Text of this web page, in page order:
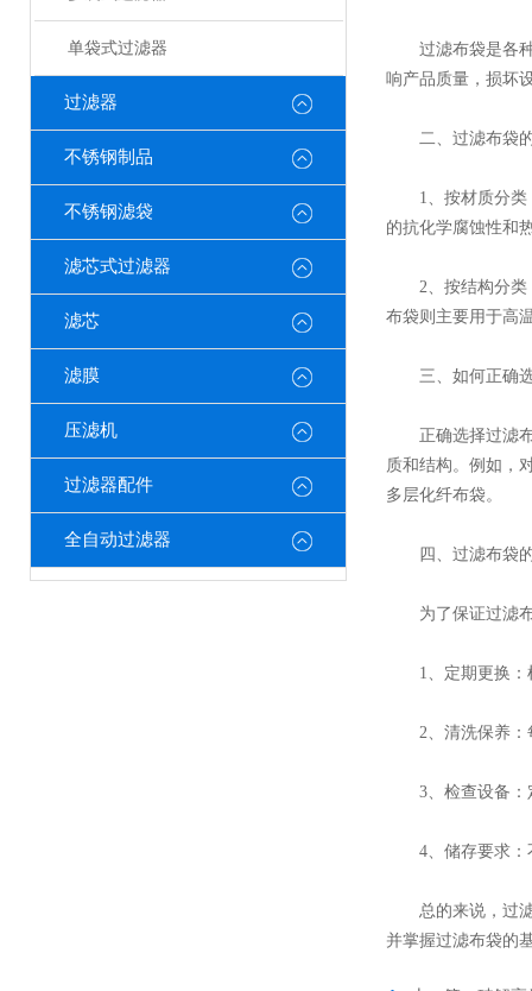
单袋式过滤器
过滤器
不锈钢制品
不锈钢滤袋
滤芯式过滤器
滤芯
滤膜
压滤机
过滤器配件
全自动过滤器
过滤布袋是各种
响产品质量，损坏
二、过滤布袋
1、按材质分类：
的抗化学腐蚀性和
2、按结构分类：
布袋则主要用于高
三、如何正确选
正确选择过滤布
质和结构。例如，
多层化纤布袋。
四、过滤布袋
为了保证过滤布
1、定期更换：根
2、清洗保养：每
3、检查设备：定
4、储存要求：不
总的来说，过滤
并掌握过滤布袋的